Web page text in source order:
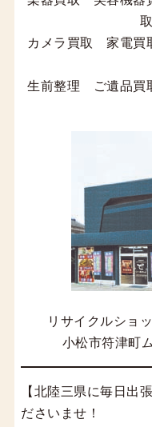
カメラ買取 家電
生前整理 ご遺品
リサイクルショ
小松市符津町
【北陸三県に毎日出
ださいませ！